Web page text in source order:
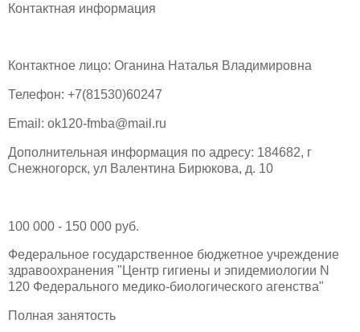
Контактная информация
Контактное лицо: Оганина Наталья Владимировна
Телефон: +7(81530)60247
Email: ok120-fmba@mail.ru
Дополнительная информация по адресу: 184682, г
Снежногорск, ул Валентина Бирюкова, д. 10
100 000 - 150 000 руб.
Федеральное государственное бюджетное учреждение
здравоохранения "Центр гигиены и эпидемиологии N
120 Федерального медико-биологического агенства"
Полная занятость